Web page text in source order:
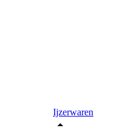
Ijzerwaren